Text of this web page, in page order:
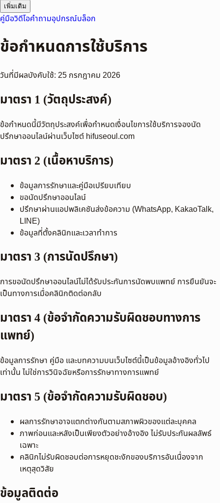
เพิ่มเติม
คู่มือวิดีโอคำถามอุปกรณ์บล็อก
ข้อกำหนดการใช้บริการ
วันที่มีผลบังคับใช้: 25 กรกฎาคม 2026
มาตรา 1 (วัตถุประสงค์)
ข้อกำหนดนี้มีวัตถุประสงค์เพื่อกำหนดเงื่อนไขการใช้บริการจองนัด
ปรึกษาออนไลน์ผ่านเว็บไซต์ hifuseoul.com
มาตรา 2 (เนื้อหาบริการ)
ข้อมูลการรักษาและคู่มือเปรียบเทียบ
ขอนัดปรึกษาออนไลน์
ปรึกษาผ่านแอปพลิเคชันส่งข้อความ (WhatsApp, KakaoTalk,
LINE)
ข้อมูลที่ตั้งคลินิกและเวลาทำการ
มาตรา 3 (การนัดปรึกษา)
การขอนัดปรึกษาออนไลน์ไม่ได้รับประกันการนัดพบแพทย์ การยืนยันจะ
เป็นทางการเมื่อคลินิกติดต่อกลับ
มาตรา 4 (ข้อจำกัดความรับผิดชอบทางการ
แพทย์)
ข้อมูลการรักษา คู่มือ และบทความบนเว็บไซต์นี้เป็นข้อมูลอ้างอิงทั่วไป
เท่านั้น ไม่ใช่การวินิจฉัยหรือการรักษาทางการแพทย์
มาตรา 5 (ข้อจำกัดความรับผิดชอบ)
ผลการรักษาอาจแตกต่างกันตามสภาพผิวของแต่ละบุคคล
ภาพก่อนและหลังเป็นเพียงตัวอย่างอ้างอิง ไม่รับประกันผลลัพธ์
เฉพาะ
คลินิกไม่รับผิดชอบต่อการหยุดชะงักของบริการอันเนื่องจาก
เหตุสุดวิสัย
ข้อมูลติดต่อ